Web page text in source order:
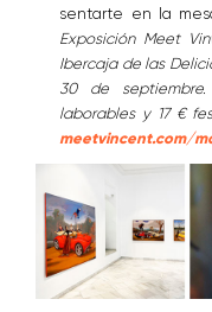
sentarte en la
Exposición Meet
Ibercaja de las
30 de
laborables y 17 €
meetvincent.com/